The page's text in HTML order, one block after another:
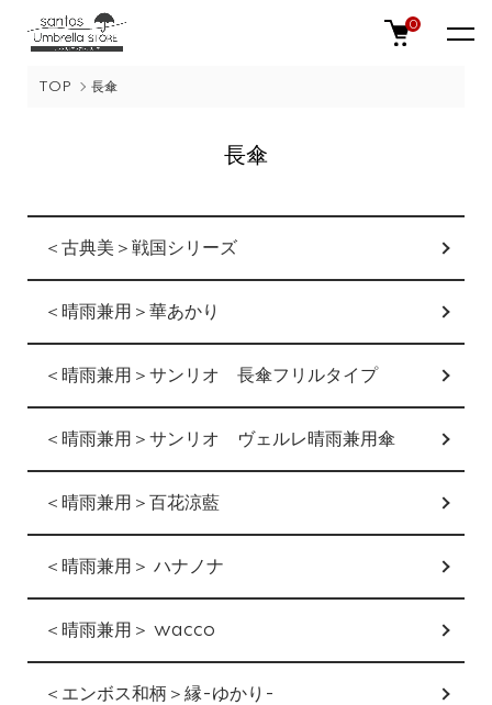
0
TOP 長傘
長傘
カテゴリー一覧
＜古典美＞戦国シリーズ
＜晴雨兼用＞華あかり
＜晴雨兼用＞サンリオ 長傘フリルタイプ
＜晴雨兼用＞サンリオ ヴェルレ晴雨兼用傘
＜晴雨兼用＞百花涼藍
＜晴雨兼用＞ ハナノナ
＜晴雨兼用＞ wacco
＜エンボス和柄＞縁-ゆかり-